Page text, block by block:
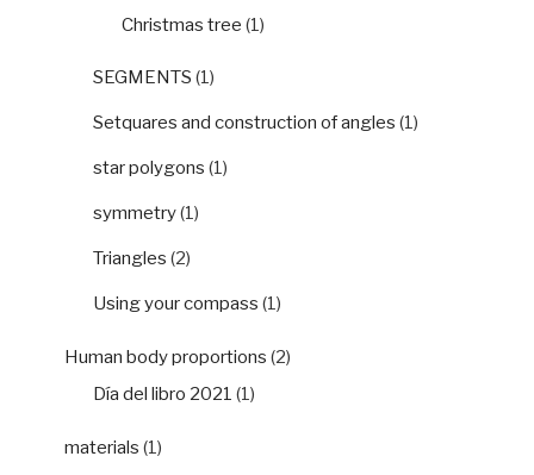
Christmas tree (1)
SEGMENTS (1)
Setquares and construction of angles (1)
star polygons (1)
symmetry(1)
Triangles (2)
Using your compass (1)
Human body proportions (2)
Día del libro 2021 (1)
materials (1)